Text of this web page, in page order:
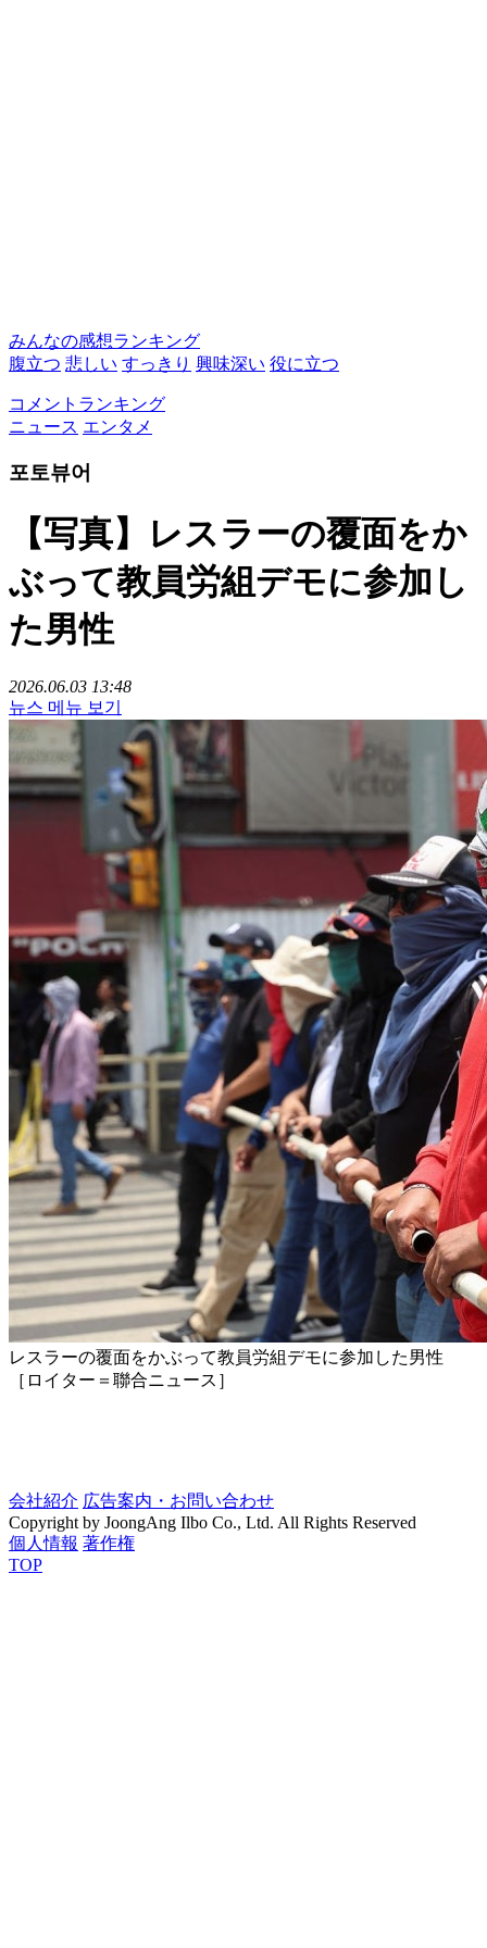
みんなの感想ランキング
腹立つ 悲しい すっきり 興味深い 役に立つ
コメントランキング
ニュース エンタメ
포토뷰어
【写真】レスラーの覆面をか
ぶって教員労組デモに参加し
た男性
2026.06.03 13:48
뉴스 메뉴 보기
レスラーの覆面をかぶって教員労組デモに参加した男性
［ロイター＝聯合ニュース］
会社紹介 広告案内・お問い合わせ
Copyright by JoongAng Ilbo Co., Ltd. All Rights Reserved
個人情報 著作権
TOP